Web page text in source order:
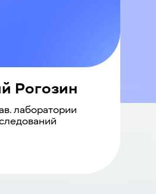
Рогозин
лаборатории